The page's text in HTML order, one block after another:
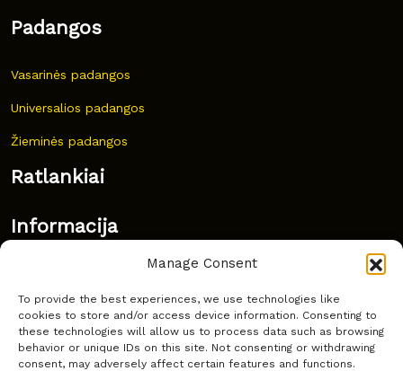
Manage Consent
To provide the best experiences, we use technologies like
cookies to store and/or access device information. Consenting to
these technologies will allow us to process data such as browsing
behavior or unique IDs on this site. Not consenting or withdrawing
consent, may adversely affect certain features and functions.
Padangos
Vasarinės padangos
Universalios padangos
Žieminės padangos
Ratlankiai
Informacija
Dažnai užduodami klausimai
Kur nusipirkti?